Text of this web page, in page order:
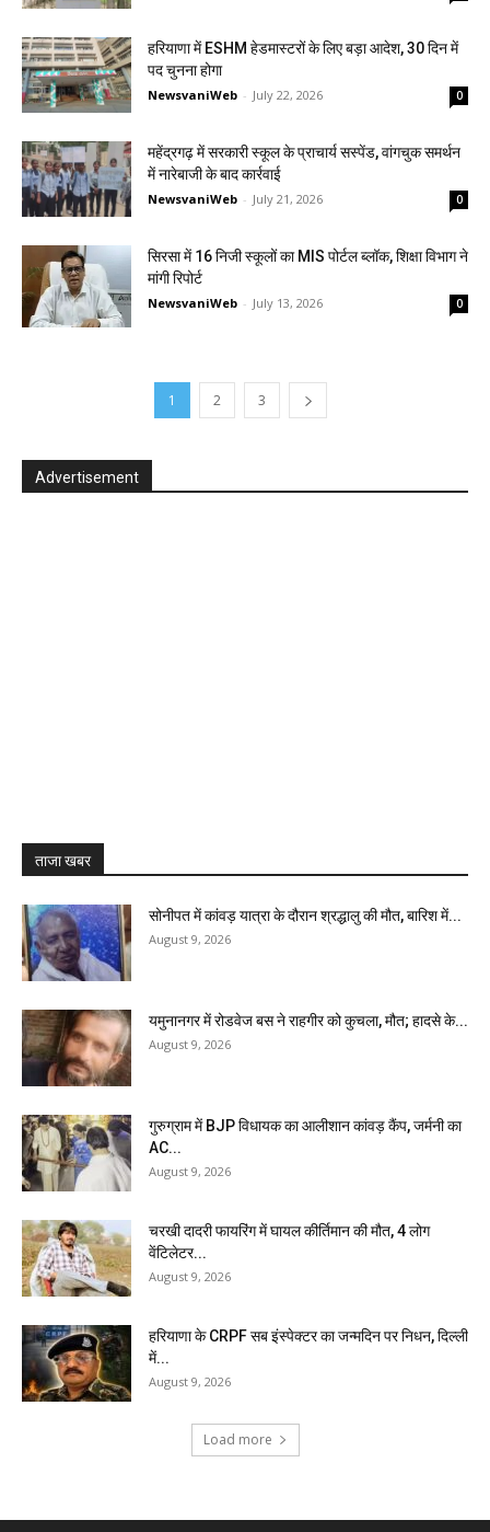
हरियाणा में ESHM हेडमास्टरों के लिए बड़ा आदेश, 30 दिन में
पद चुनना होगा
NewsvaniWeb - July 22, 2026 0
महेंद्रगढ़ में सरकारी स्कूल के प्राचार्य सस्पेंड, वांगचुक समर्थन
में नारेबाजी के बाद कार्रवाई
NewsvaniWeb - July 21, 2026 0
सिरसा में 16 निजी स्कूलों का MIS पोर्टल ब्लॉक, शिक्षा विभाग ने
मांगी रिपोर्ट
NewsvaniWeb - July 13, 2026 0
1 2 3
Advertisement
ताजा खबर
सोनीपत में कांवड़ यात्रा के दौरान श्रद्धालु की मौत, बारिश में...
August 9, 2026
यमुनानगर में रोडवेज बस ने राहगीर को कुचला, मौत; हादसे के...
August 9, 2026
गुरुग्राम में BJP विधायक का आलीशान कांवड़ कैंप, जर्मनी का
AC...
August 9, 2026
चरखी दादरी फायरिंग में घायल कीर्तिमान की मौत, 4 लोग
वेंटिलेटर...
August 9, 2026
हरियाणा के CRPF सब इंस्पेक्टर का जन्मदिन पर निधन, दिल्ली
में...
August 9, 2026
Load more